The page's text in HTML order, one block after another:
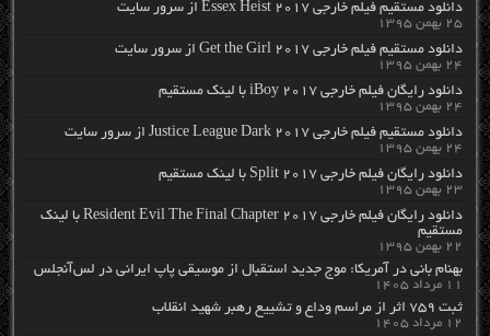
دانلود مستقیم فیلم خارجی Essex Heist 2017 از سرور سایت
۲۵ بهمن ۱۳۹۵
دانلود مستقیم فیلم خارجی Get the Girl 2017 از سرور سایت
۲۴ بهمن ۱۳۹۵
دانلود رایگان فیلم خارجی iBoy 2017 با لینک مستقیم
۲۴ بهمن ۱۳۹۵
دانلود مستقیم فیلم خارجی Justice League Dark 2017 از سرور سایت
۲۴ بهمن ۱۳۹۵
دانلود رایگان فیلم خارجی Split 2017 با لینک مستقیم
۲۳ بهمن ۱۳۹۵
دانلود رایگان فیلم خارجی Resident Evil The Final Chapter 2017 با لینک
مستقیم
۲۲ بهمن ۱۳۹۵
بهنام بانی در آمریکا: موج جدید استقبال از موسیقی پاپ ایرانی در لس‌آنجلس
۱۱ مرداد ۱۴۰۵
ثبت ۷۵۹ اثر از مراسم وداع و تشییع رهبر شهید انقلاب
۱۲ مرداد ۱۴۰۵